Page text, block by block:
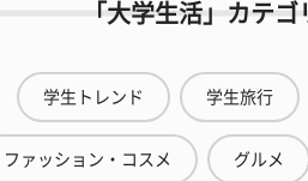
「大学生活」カテ
学生トレンド 学生旅行
ファッション・コスメ グルメ